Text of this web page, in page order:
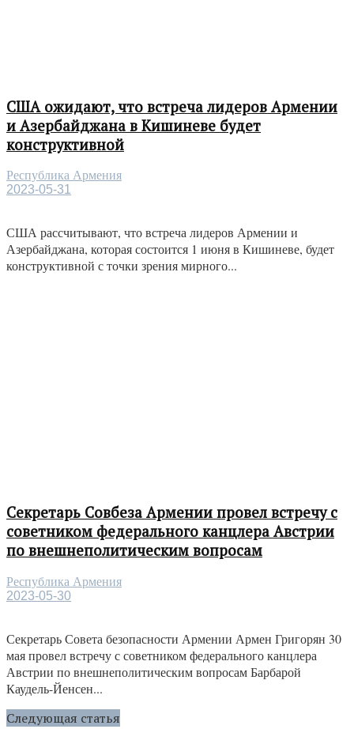
США ожидают, что встреча лидеров Армении
и Азербайджана в Кишиневе будет
конструктивной
Республика Армения
2023-05-31
США рассчитывают, что встреча лидеров Армении и
Азербайджана, которая состоится 1 июня в Кишиневе, будет
конструктивной с точки зрения мирного...
Секретарь Совбеза Армении провел встречу с
советником федерального канцлера Австрии
по внешнеполитическим вопросам
Республика Армения
2023-05-30
Секретарь Совета безопасности Армении Армен Григорян 30
мая провел встречу с советником федерального канцлера
Австрии по внешнеполитическим вопросам Барбарой
Каудель-Йенсен...
Следующая статья